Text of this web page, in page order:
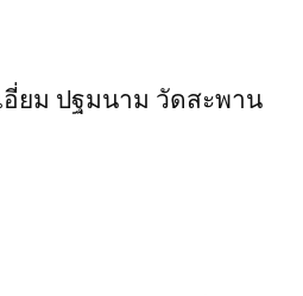
อี่ยม ​ปฐม​นาม​ วัดสะพาน